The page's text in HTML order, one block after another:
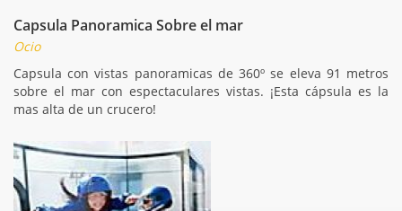
Capsula Panoramica Sobre el mar
Ocio
Capsula con vistas panoramicas de 360º se eleva 91 metros
sobre el mar con espectaculares vistas. ¡Esta cápsula es la
mas alta de un crucero!